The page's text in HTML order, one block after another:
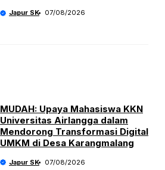
Japur SK 07/08/2026
MUDAH: Upaya Mahasiswa KKN
Universitas Airlangga dalam
Mendorong Transformasi Digital
UMKM di Desa Karangmalang
Japur SK 07/08/2026